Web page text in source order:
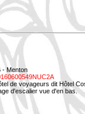
- Menton
de voyageurs dit Hôtel
d'escalier vue d'en bas.